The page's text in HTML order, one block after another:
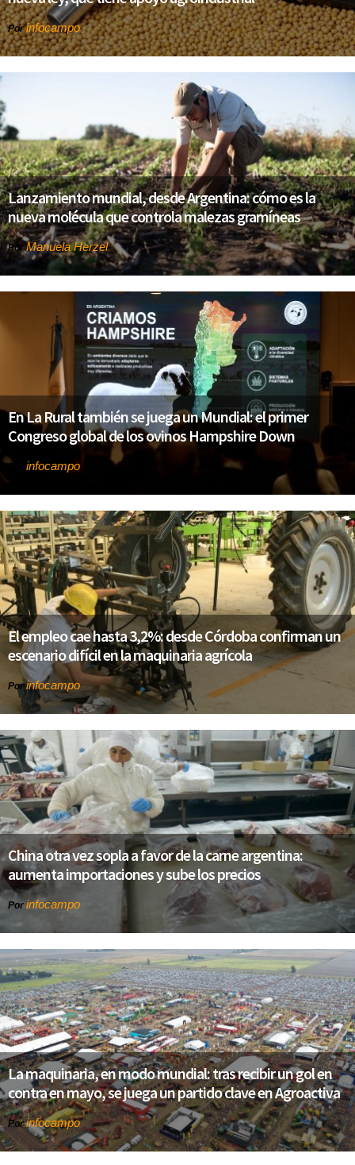
Porinfocampo
Lanzamiento mundial, desde Argentina: cómo es la
nueva molécula que controla malezas gramíneas
PorManuela Herzel
En La Rural también se juega un Mundial: el primer
Congreso global de los ovinos Hampshire Down
Por infocampo
El empleo cae hasta 3,2%: desde Córdoba confirman un
escenario difícil en la maquinaria agrícola
Porinfocampo
China otra vez sopla a favor de la carne argentina:
aumenta importaciones y sube los precios
Por infocampo
La maquinaria, en modo mundial: tras recibir un gol en
contra en mayo, se juega un partido clave en Agroactiva
Porinfocampo